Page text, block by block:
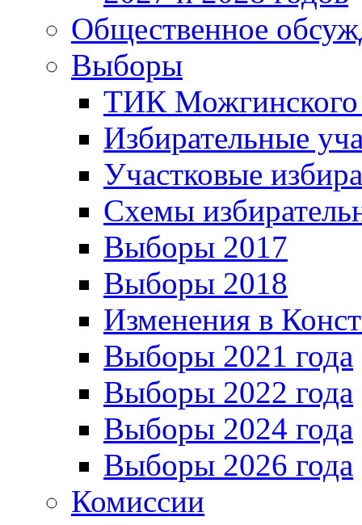
Общественное
Выборы
ТИК Можгинского
Избирательные
Участковые
Схемы
Выборы 2017
Выборы 2018
Изменения в
Выборы 2021 года
Выборы 2022 года
Выборы 2024 года
Выборы 2026 года
Комиссии